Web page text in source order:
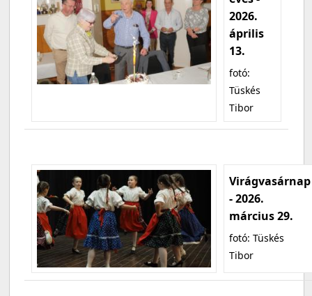
2026.
április
13.
fotó:
Tüskés
Tibor
Virágvasárnap
- 2026.
március 29.
fotó: Tüskés
Tibor